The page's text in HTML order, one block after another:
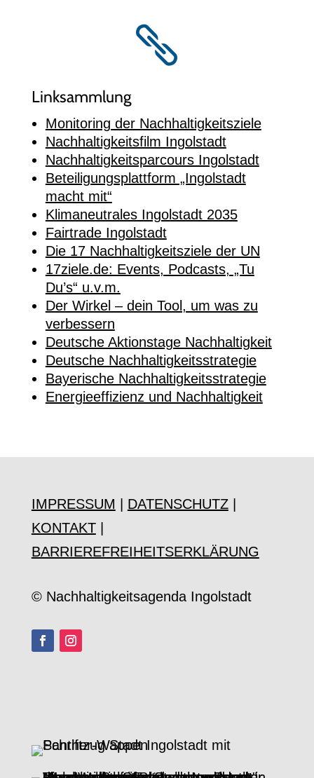

Linksammlung
Monitoring der Nachhaltigkeitsziele
Nachhaltigkeitsfilm Ingolstadt
Nachhaltigkeitsparcours Ingolstadt
Beteiligungsplattform „Ingolstadt
macht mit“
Klimaneutrales Ingolstadt 2035
Fairtrade Ingolstadt
Die 17 Nachhaltigkeitsziele der UN
17ziele.de: Events, Podcasts, „Tu
Du’s“ u.v.m.
Der Wirkel – dein Tool, um was zu
verbessern
Deutsche Aktionstage Nachhaltigkeit
Deutsche Nachhaltigkeitsstrategie
Bayerische Nachhaltigkeitsstrategie
Energieeffizienz und Nachhaltigkeit
IMPRESSUM DATENSCHUTZ|
KONTAKT
BARRIEREFREIHEITSERKLÄRUNG
© Nachhaltigkeitsagenda Ingolstadt